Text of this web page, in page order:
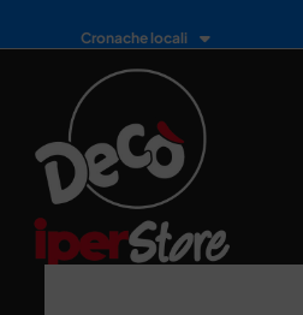
Cronache locali